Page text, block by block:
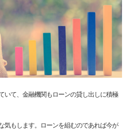
いて、金融機関もローンの貸し出しに積極
気もします。ローンを組むのであれば今が